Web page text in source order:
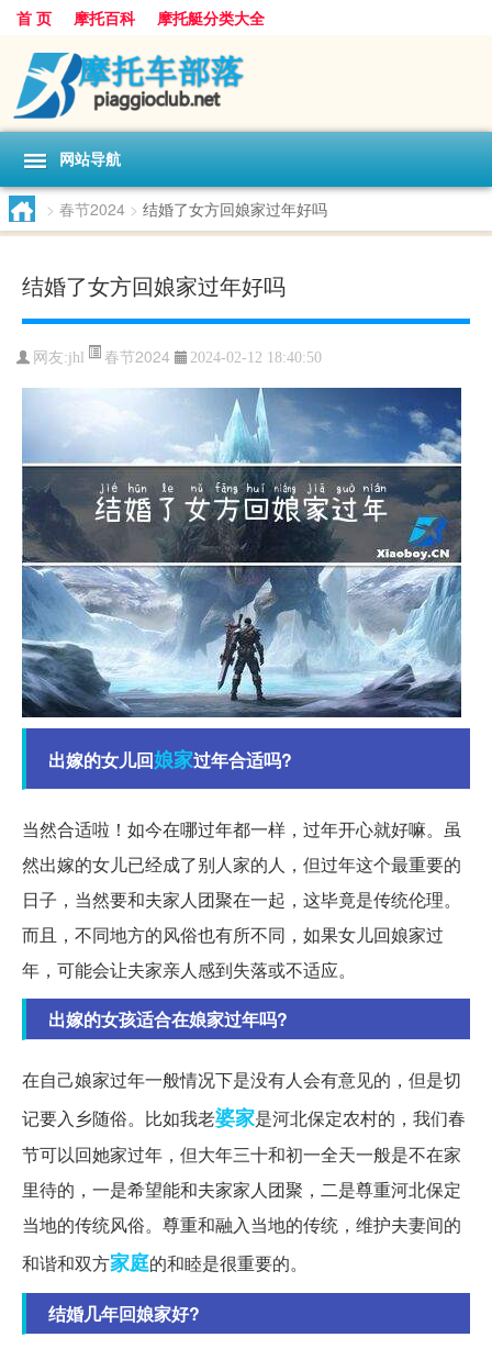
首 页 摩托百科 摩托艇分类大全
网站导航
> 春节2024 > 结婚了女方回娘家过年好吗
结婚了女方回娘家过年好吗
网友:jhl 春节2024 2024-02-12 18:40:50
出嫁的女儿回娘家过年合适吗?
当然合适啦！如今在哪过年都一样，过年开心就好嘛。虽
然出嫁的女儿已经成了别人家的人，但过年这个最重要的
日子，当然要和夫家人团聚在一起，这毕竟是传统伦理。
而且，不同地方的风俗也有所不同，如果女儿回娘家过
年，可能会让夫家亲人感到失落或不适应。
出嫁的女孩适合在娘家过年吗?
在自己娘家过年一般情况下是没有人会有意见的，但是切
记要入乡随俗。比如我老婆家是河北保定农村的，我们春
节可以回她家过年，但大年三十和初一全天一般是不在家
里待的，一是希望能和夫家家人团聚，二是尊重河北保定
当地的传统风俗。尊重和融入当地的传统，维护夫妻间的
和谐和双方家庭的和睦是很重要的。
结婚几年回娘家好?